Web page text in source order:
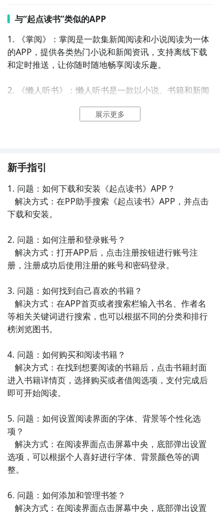
与“起点读书”类似的APP
1. 《掌阅》：掌阅是一款集新闻阅读和小说阅读为一体
的APP，提供各类热门小说和新闻资讯，支持离线下载
和定时推送，让你随时随地畅享阅读乐趣。
2. 《懒人听书》：懒人听书是一款以小说、书籍和新闻
精彩书籍推荐，支持多种阅读模式和个性化设置，为用
APP，涵盖了小说、漫画、杂志等多种阅读内容，拥有
步，让你随时随地阅读你喜爱的内容。
4. 《快看漫画》：快看漫画是一款以漫画为主题的阅读
线阅读和离线下载，让你与心爱的漫画作品相伴。
5. 《一点资讯》：一点资讯是一款以新闻资讯为核心的
化的内容阅读体验，帮助用户获取最新、最热的资讯。
6. 《悦读》：悦读是一款精选优质小说和新闻的阅读
APP，提供多种阅读模式和个性化推荐，支持离线下载
7. 《今日头条》：今日头条是一款以新闻资讯为主要内
容的阅读APP，汇集全网热门资讯和个性化推荐，提供
多样化的阅读体验和即时新闻更新，满足用户对时事资
8. 《微博阅读》：微博阅读是一款集微博热门话题、新
闻资讯和小说阅读为一体的阅读APP，提供个性化的内
容推荐和实时更新，让你随时掌握社交热点和时事动
态。
9. 《多看阅读》：多看阅读是一款专注于电子书阅读的
展示更多
新手指引
1. 问题：如何下载和安装《起点读书》APP？
下载和安装。
2. 问题：如何注册和登录账号？
册，注册成功后使用注册的账号和密码登录。
3. 问题：如何找到自己喜欢的书籍？
等相关关键词进行搜索，也可以根据不同的分类和排行
榜浏览图书。
4. 问题：如何购买和阅读书籍？
进入书籍详情页，选择购买或者借阅选项，支付完成后
即可开始阅读。
5. 问题：如何设置阅读界面的字体、背景等个性化选
项？
选项，可以根据个人喜好进行字体、背景颜色等的调
整。
6. 问题：如何添加和管理书签？